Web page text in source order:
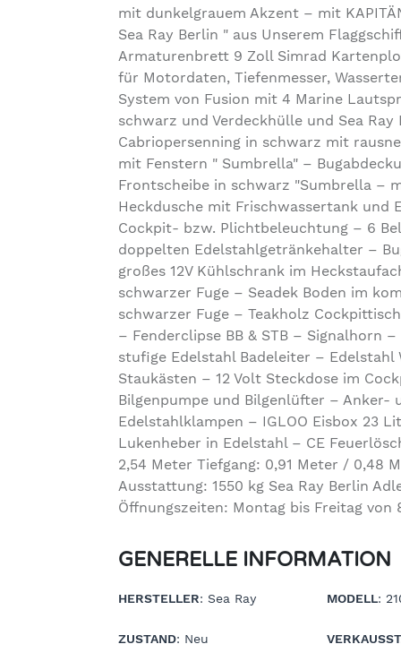
mit dunkelgrauem Akzent – mit
Sea Ray Berlin " aus Unserem
Armaturenbrett 9 Zoll Simrad
für Motordaten, Tiefenmesser,
System von Fusion mit 4 Marine
schwarz und Verdeckhülle und Sea
Cabriopersenning in schwarz mit
mit Fenstern " Sumbrella" –
Frontscheibe in schwarz "Sumbrella –
Heckdusche mit Frischwassertank und
Cockpit- bzw. Plichtbeleuchtung – 6
doppelten Edelstahlgetränkehalter –
großes 12V Kühlschrank im
schwarzer Fuge – Seadek Boden im
schwarzer Fuge – Teakholz
– Fenderclipse BB & STB – Signalhorn
stufige Edelstahl Badeleiter – Edelstahl
Staukästen – 12 Volt Steckdose im
Bilgenpumpe und Bilgenlüfter – Anker-
Edelstahlklampen – IGLOO Eisbox 23
Lukenheber in Edelstahl – CE
2,54 Meter Tiefgang: 0,91 Meter / 0,48
Ausstattung: 1550 kg Sea Ray Berlin
Öffnungszeiten: Montag bis Freitag von
GENERELLE INFORMATION
HERSTELLER: Sea Ray MODELL:
ZUSTAND: Neu